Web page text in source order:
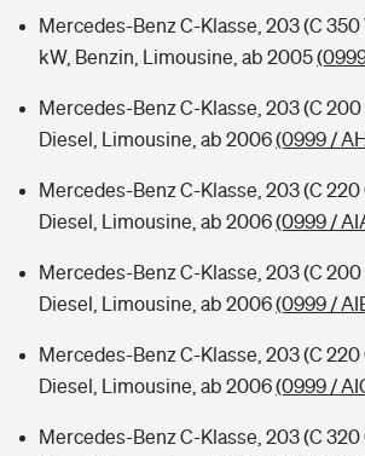
Mercedes-Benz C-Klasse, 203 (C
kW, Benzin, Limousine, ab 2005
Mercedes-Benz C-Klasse, 203 (C 200
Diesel, Limousine, ab 2006(0999 /
Mercedes-Benz C-Klasse, 203 (C 220
Diesel, Limousine, ab 2006(0999 /
Mercedes-Benz C-Klasse, 203 (C 200
Diesel, Limousine, ab 2006(0999 /
Mercedes-Benz C-Klasse, 203 (C 220
Diesel, Limousine, ab 2006(0999 /
Mercedes-Benz C-Klasse, 203 (C 320